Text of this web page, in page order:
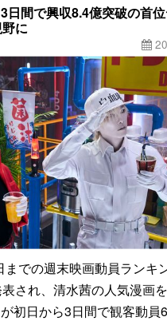
日間で興収8.4億突破の首
に
での週末映画動員ランキ
され、清水茜の人気漫画
が初日から3日間で観客動員